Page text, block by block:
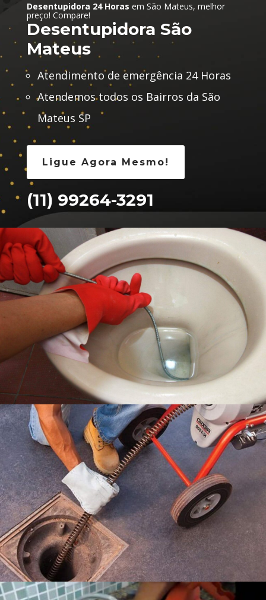
Desentupidora 24 Horas em São Mateus, melhor
preço! Compare!
Desentupidora São
Mateus
Atendimento de emergência 24 Horas
Atendemos todos os Bairros da São
Mateus SP
Ligue Agora Mesmo!
(11) 99264-3291